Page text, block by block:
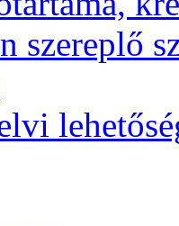
szereplő